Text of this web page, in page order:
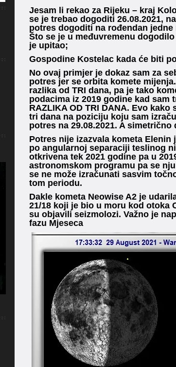
Jesam li rekao za Rijeku – kraj
se je trebao dogoditi 26.08.2021,
potres dogoditi na rođendan
Što se je u međuvremenu
je upitao;
Gospodine Kostelac kada će biti
No ovaj primjer je dokaz sam za
potres jer se orbita komete
razlika od TRI dana, pa je tako
podacima iz 2019 godine kad
RAZLIKA OD TRI DANA. Evo
tri dana na poziciju koju sam
potres na 29.08.2021. A simetrično
Potres nije izazvala kometa
po angularnoj separaciji teslinog
otkrivena tek 2021 godine pa u
astronomskom programu pa se
se ne može izračunati sasvim
tom periodu.
Dakle kometa Neowise A2 je
21/18 koji je bio u moru kod otoka
su objavili seizmolozi. Važno je
fazu Mjeseca